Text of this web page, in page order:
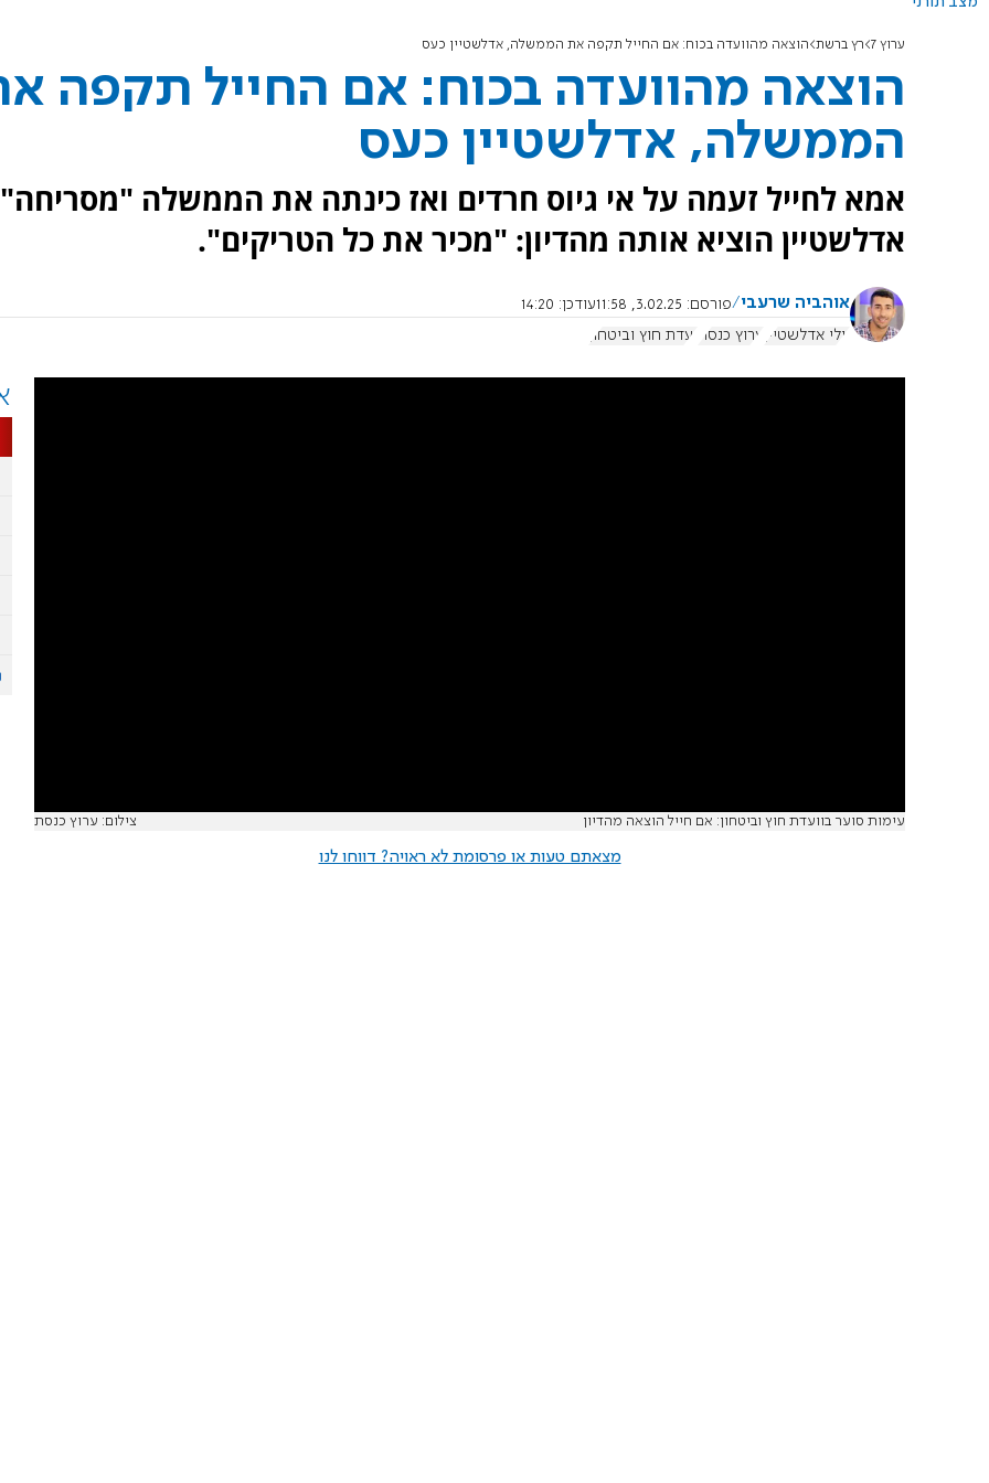
ערוץ 7 רץ ברשת הוצאה מהוועדה בכוח: אם החייל תקפה את הממשלה, אדלשטיין כעס
הוצאה מהוועדה בכוח: אם החייל תקפה
הממשלה, אדלשטיין כעס
אמא לחייל זעמה על אי גיוס חרדים ואז כינתה את הממשלה
אדלשטיין הוציא אותה מהדיון: "מכיר את כל הטריקים".
אוהביה שרעבי פורסם: 3.02.25, 11:58 עודכן: 14:20
יולי אדלשטיין
ערוץ כנסת ועדת חוץ וביטחון
עימות סוער בוועדת חוץ וביטחון: אם חייל הוצאה מהדיון צילום: ערוץ כנסת
מצאתם טעות או פרסומת לא ראויה? דווחו לנו